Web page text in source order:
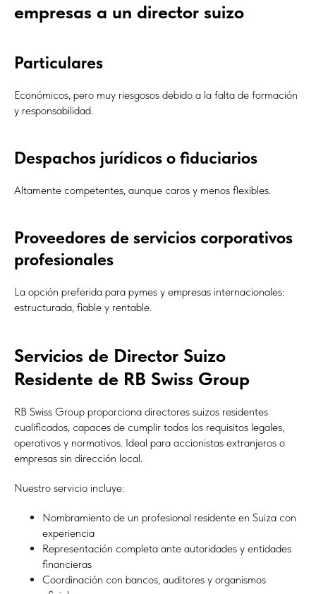
empresas a un director suizo
Particulares
Económicos, pero muy riesgosos debido a la falta de formación
y responsabilidad.
Despachos jurídicos o fiduciarios
Altamente competentes, aunque caros y menos flexibles.
Proveedores de servicios corporativos
profesionales
La opción preferida para pymes y empresas internacionales:
estructurada, fiable y rentable.
Servicios de Director Suizo
Residente de RB Swiss Group
RB Swiss Group proporciona directores suizos residentes
cualificados, capaces de cumplir todos los requisitos legales,
operativos y normativos. Ideal para accionistas extranjeros o
empresas sin dirección local.
Nuestro servicio incluye:
Nombramiento de un profesional residente en Suiza con
experiencia
Representación completa ante autoridades y entidades
financieras
Coordinación con bancos, auditores y organismos